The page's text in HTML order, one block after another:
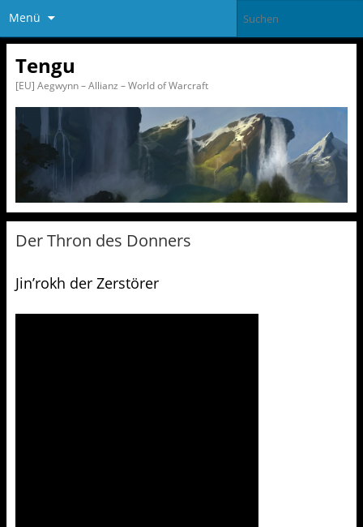
Menü
Tengu
[EU] Aegwynn – Allianz – World of Warcraft
Der Thron des Donners
Jin’rokh der Zerstörer